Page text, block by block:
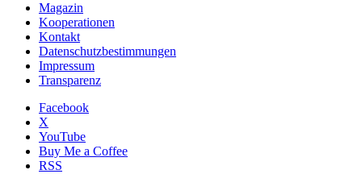
Magazin
Kooperationen
Kontakt
Datenschutzbestimmungen
Impressum
Transparenz
Facebook
X
YouTube
Buy Me a Coffee
RSS